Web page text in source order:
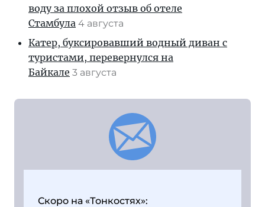
воду за плохой отзыв об отеле
Стамбула 4 августа
Катер, буксировавший водный диван с
туристами, перевернулся на
Байкале 3 августа
Скоро на «Тонкостях»: